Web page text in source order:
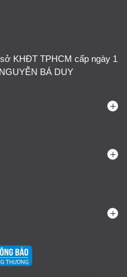
KHĐT TPHCM cấp ngày 1
BÁ DUY